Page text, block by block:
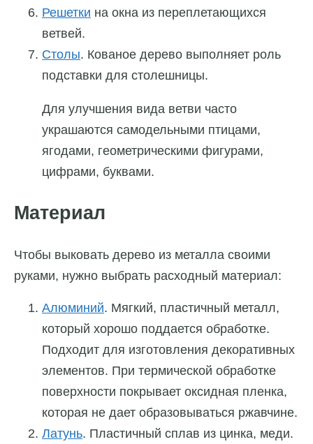
Решетки на окна из переплетающихся
ветвей.
Столы. Кованое дерево выполняет роль
подставки для столешницы.
Для улучшения вида ветви часто
украшаются самодельными птицами,
ягодами, геометрическими фигурами,
цифрами, буквами.
Материал
Чтобы выковать дерево из металла своими
руками, нужно выбрать расходный материал:
Алюминий. Мягкий, пластичный металл,
который хорошо поддается обработке.
Подходит для изготовления декоративных
элементов. При термической обработке
поверхности покрывает оксидная пленка,
которая не дает образовываться ржавчине.
Латунь. Пластичный сплав из цинка, меди.